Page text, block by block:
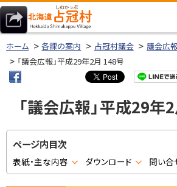
本
文
へ
へ
北海道占冠村
ホーム 各課の案内 占冠村議会 議会広
「議会広報」平成29年2月 148号
「議会広報」平成29年
ページ内目次
表紙・主な内容 ダウンロード 問い合